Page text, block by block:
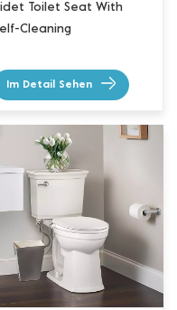
Toilet Seat With
Cleaning
Im Detail Sehen